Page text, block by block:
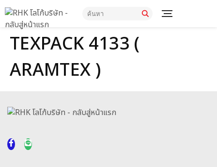
TEXPACK 4133 (
ARAMTEX )